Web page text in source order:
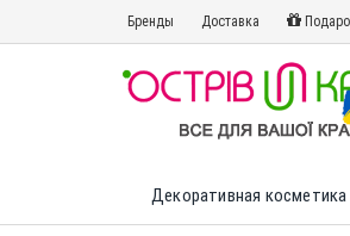
Бренды Доставка
Декоративная косметика